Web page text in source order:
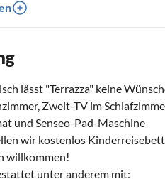
lässt "Terrazza" keine
Zweit-TV im
und Senseo-Pad-Maschine
wir kostenlos
willkommen!
unter anderem mit: